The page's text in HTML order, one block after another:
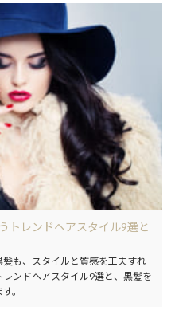
トレンドヘアスタイル9選と
髪も、スタイルと質感を工夫すれ
ンドヘアスタイル9選と、黒髪を
。